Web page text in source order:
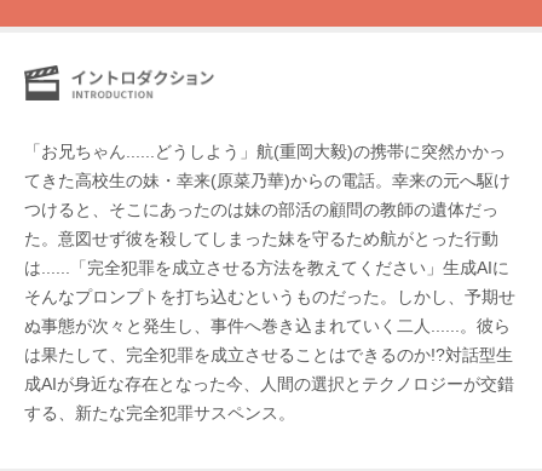
「お兄ちゃん......どうしよう」航(重岡大毅)の携帯に突然かかっ
てきた高校生の妹・幸来(原菜乃華)からの電話。幸来の元へ駆け
つけると、そこにあったのは妹の部活の顧問の教師の遺体だっ
た。意図せず彼を殺してしまった妹を守るため航がとった行動
は......「完全犯罪を成立させる方法を教えてください」生成AIに
そんなプロンプトを打ち込むというものだった。しかし、予期せ
ぬ事態が次々と発生し、事件へ巻き込まれていく二人......。彼ら
は果たして、完全犯罪を成立させることはできるのか!?対話型生
成AIが身近な存在となった今、人間の選択とテクノロジーが交錯
する、新たな完全犯罪サスペンス。